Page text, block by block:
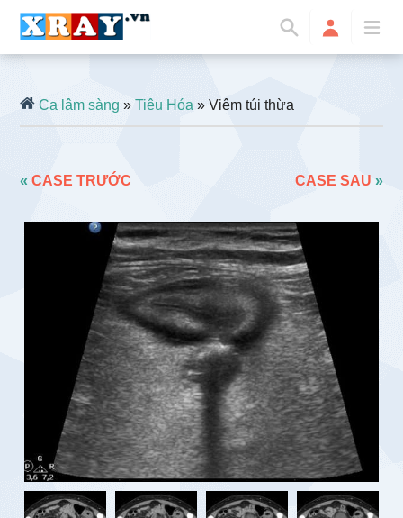
Ca lâm sàng »Tiêu Hóa » Viêm túi thừa
«CASE TRƯỚC CASE SAU »